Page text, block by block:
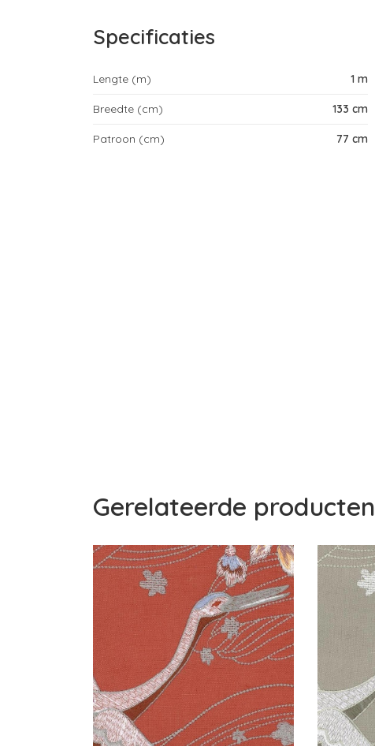
Specificaties
Lengte (m) 1 m
Breedte (cm) 133 cm
Patroon (cm) 77 cm
Gerelateerde producten